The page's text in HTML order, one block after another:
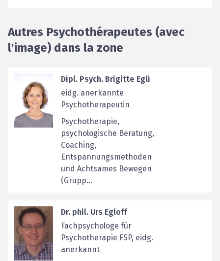
Autres Psychothérapeutes (avec
l'image) dans la zone
Dipl. Psych. Brigitte Egli
eidg. anerkannte
Psychotherapeutin
Psychotherapie,
psychologische Beratung,
Coaching,
Entspannungsmethoden
und Achtsames Bewegen
(Grupp...
Dr. phil. Urs Egloff
Fachpsychologe für
Psychotherapie FSP, eidg.
anerkannt